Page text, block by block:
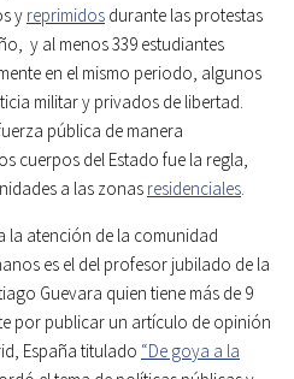
y reprimidos durante las protestas
y al menos 339 estudiantes
en el mismo periodo, algunos
militar y privados de libertad.
pública de manera
cuerpos del Estado fue la regla,
a las zonas residenciales.
la atención de la comunidad
es el del profesor jubilado de la
Guevara quien tiene más de 9
por publicar un artículo de opinión
España titulado “De goya a la